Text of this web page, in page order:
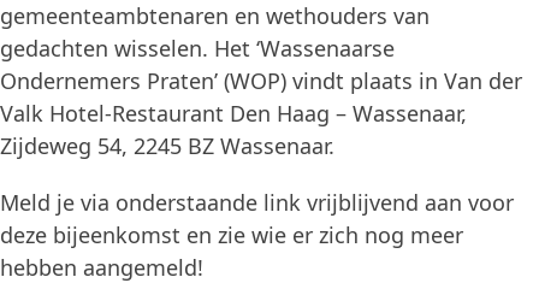
gemeenteambtenaren en wethouders van
gedachten wisselen. Het ‘Wassenaarse
Ondernemers Praten’ (WOP) vindt plaats in Van der
Valk Hotel-Restaurant Den Haag – Wassenaar,
Zijdeweg 54, 2245 BZ Wassenaar.
Meld je via onderstaande link vrijblijvend aan voor
deze bijeenkomst en zie wie er zich nog meer
hebben aangemeld!